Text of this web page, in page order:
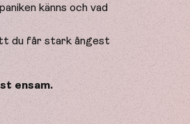
känns och vad
du får stark ångest
ensam.